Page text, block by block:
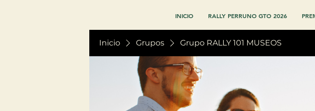
INICIO RALLY PERRUNO GTO 2026
Inicio Grupos Grupo RALLY 101 MUSEOS